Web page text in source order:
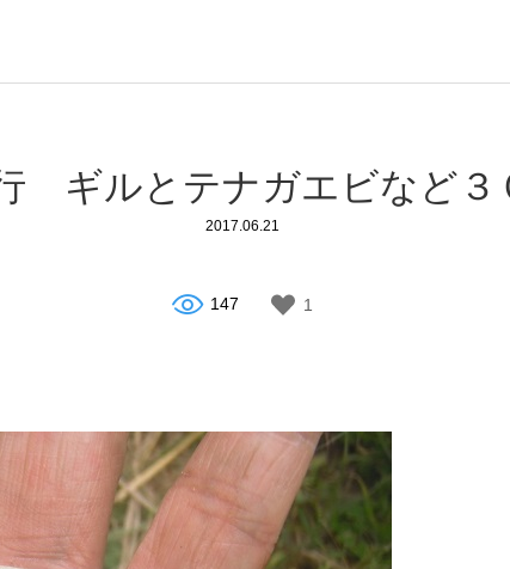
ギルとテナガエビなど３
2017.06.21
147 1